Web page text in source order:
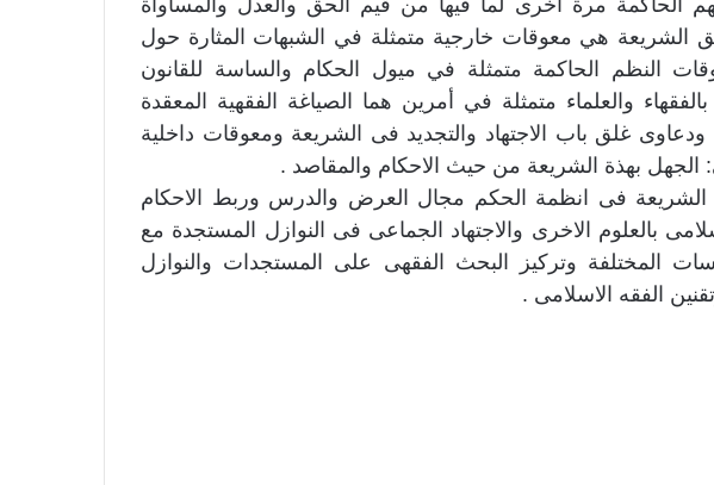
الشريعة هي معوقات خارجية متمثلة في الشبهات المثارة حول
النظم الحاكمة متمثلة في ميول الحكام والساسة للقانون
والعلماء متمثلة في أمرين هما الصياغة الفقهية المعقدة
غلق باب الاجتهاد والتجديد فى الشريعة ومعوقات داخلية
الجهل بهذة الشريعة من حيث الاحكام والمقاصد .
الشريعة فى انظمة الحكم مجال العرض والدرس وربط الاحكام
بالعلوم الاخرى والاجتهاد الجماعى فى النوازل المستجدة مع
المختلفة وتركيز البحث الفقهى على المستجدات والنوازل
الفقه الاسلامى .